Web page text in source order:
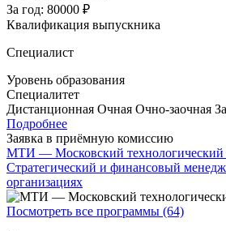
За год: 80000 ₽
Квалификация выпускника
Специалист
Уровень образования
Специалитет
Дистанционная Очная Очно-заочная
Подробнее
Заявка в приёмную комиссию
МТИ — Московский технологический
Стратегический и финансовый
организациях
Посмотреть все программы (64)